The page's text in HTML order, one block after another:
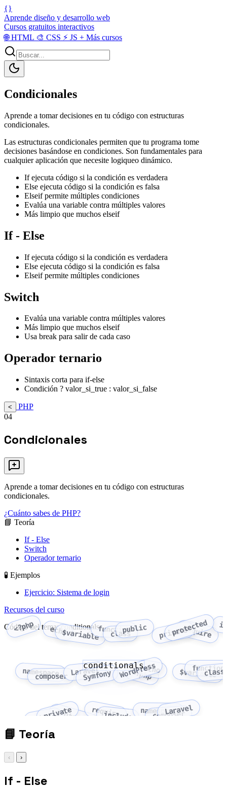
{}
Aprende diseño y desarrollo web
Cursos gratuitos interactivos
🌐HTML 🎨 CSS ⚡ JS + Más cursos
Condicionales
Aprende a tomar decisiones en tu código con estructuras
condicionales.
Las estructuras condicionales permiten que tu programa tome
decisiones basándose en condiciones. Son fundamentales para
cualquier aplicación que necesite logiqueo dinámico.
If ejecuta código si la condición es verdadera
Else ejecuta código si la condición es falsa
Elseif permite múltiples condiciones
Evalúa una variable contra múltiples valores
Más limpio que muchos elseif
If - Else
If ejecuta código si la condición es verdadera
Else ejecuta código si la condición es falsa
Elseif permite múltiples condiciones
Switch
Evalúa una variable contra múltiples valores
Más limpio que muchos elseif
Usa break para salir de cada caso
Operador ternario
Sintaxis corta para if-else
Condición ? valor_si_true : valor_si_false
<
PHP
04
Condicionales
Aprende a tomar decisiones en tu código con estructuras
condicionales.
¿Cuánto sabes de PHP?
📘 Teoría
If - Else
Switch
Operador ternario
🧪 Ejemplos
Ejercicio: Sistema de login
Recursos del curso
Código del tema: conditionals
<?php echo$variablefunction
classpublic private
protected
require
namespace
composer Laravel
Symfony WordPress
<?phpecho $variable
function
class
public
private
protectedrequire
include namespace
composer
Laravel
conditionals
📘 Teoría
‹ ›
If - Else